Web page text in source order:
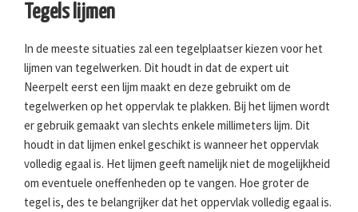
Tegels lijmen
In de meeste situaties zal een tegelplaatser kiezen voor het
lijmen van tegelwerken. Dit houdt in dat de expert uit
Neerpelt eerst een lijm maakt en deze gebruikt om de
tegelwerken op het oppervlak te plakken. Bij het lijmen wordt
er gebruik gemaakt van slechts enkele millimeters lijm. Dit
houdt in dat lijmen enkel geschikt is wanneer het oppervlak
volledig egaal is. Het lijmen geeft namelijk niet de mogelijkheid
om eventuele oneffenheden op te vangen. Hoe groter de
tegel is, des te belangrijker dat het oppervlak volledig egaal is.